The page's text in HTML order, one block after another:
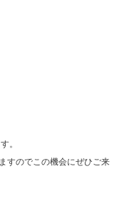
。
すのでこの機会にぜひご来